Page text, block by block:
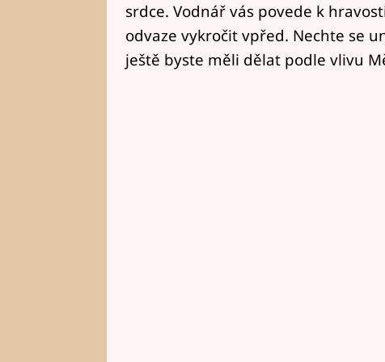
srdce. Vodnář vás povede k
odvaze vykročit vpřed. Nechte se
ještě byste měli dělat podle vlivu